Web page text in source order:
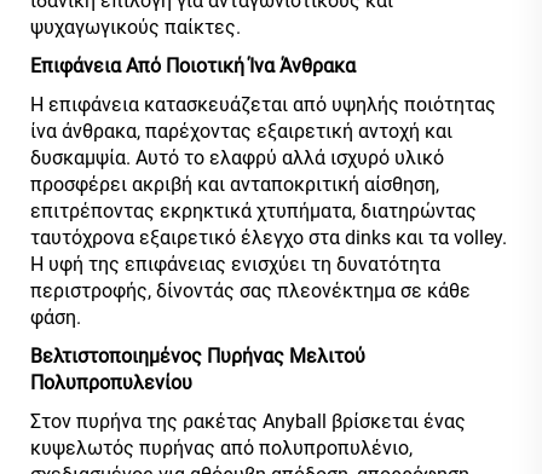
ψυχαγωγικούς παίκτες.
Επιφάνεια Από Ποιοτική Ίνα Άνθρακα
Η επιφάνεια κατασκευάζεται από υψηλής ποιότητας
ίνα άνθρακα, παρέχοντας εξαιρετική αντοχή και
δυσκαμψία. Αυτό το ελαφρύ αλλά ισχυρό υλικό
προσφέρει ακριβή και ανταποκριτική αίσθηση,
επιτρέποντας εκρηκτικά χτυπήματα, διατηρώντας
ταυτόχρονα εξαιρετικό έλεγχο στα dinks και τα volley.
Η υφή της επιφάνειας ενισχύει τη δυνατότητα
περιστροφής, δίνοντάς σας πλεονέκτημα σε κάθε
φάση.
Βελτιστοποιημένος Πυρήνας Μελιτού
Πολυπροπυλενίου
Στον πυρήνα της ρακέτας Anyball βρίσκεται ένας
κυψελωτός πυρήνας από πολυπροπυλένιο,